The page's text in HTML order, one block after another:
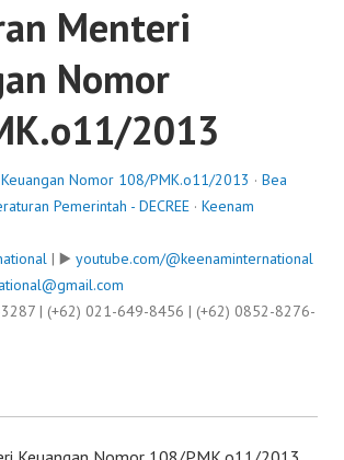
Menteri
Nomor
2013
Nomor 108/PMK.o11/2013 · Bea
Pemerintah - DECREE · Keenam
| ▶️ youtube.com/@keenaminternational
| (+62) 021-649-8456 | (+62) 0852-8276-